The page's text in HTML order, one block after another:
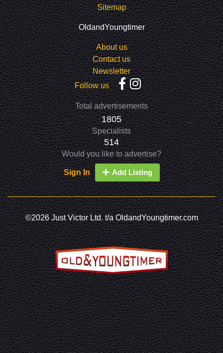
Sitemap
OldandYoungtimer
About us
Contact us
Newsletter
Follow us
Total advertisements
1805
Specialists
514
Would you like to advertise?
Sign In Add Listing
©2026 Just Victor Ltd. t/a OldandYoungtimer.com